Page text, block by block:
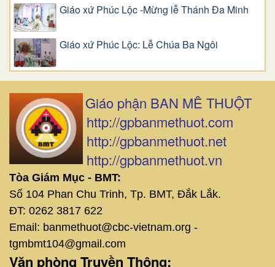
Giáo xứ Phúc Lộc -Mừng lễ Thánh Đa Minh
Giáo xứ Phúc Lộc: Lễ Chúa Ba Ngôi
Giáo phận BAN MÊ THUỘT
http://gpbanmethuot.com
http://gpbanmethuot.net
http://gpbanmethuot.vn
Tòa Giám Mục - BMT:
Số 104 Phan Chu Trinh, Tp. BMT, Đắk Lắk.
ĐT: 0262 3817 622
Email: banmethuot@cbc-vietnam.org -
tgmbmt104@gmail.com
Văn phòng Truyền Thông: